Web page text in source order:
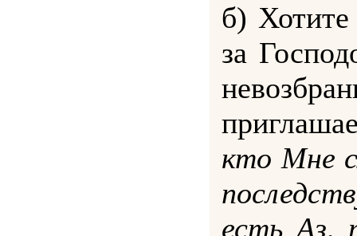
б) Хотите
за
кто Мне
есть Аз,